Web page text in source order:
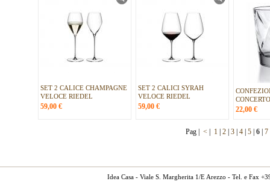
SET 2 CALICE CHAMPAGNE
VELOCE RIEDEL
59,00 €
SET 2 CALICI SYRAH
VELOCE RIEDEL
59,00 € 22,00 €
Pag | < 1 2 3 4 5 6 7
Idea Casa - Viale S. Margherita 1/E Arezzo - Tel. e Fax